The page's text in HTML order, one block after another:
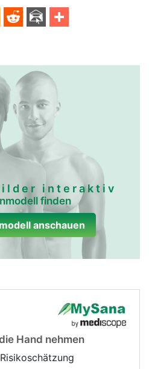
interaktiv
finden
anschauen
Hand nehmen